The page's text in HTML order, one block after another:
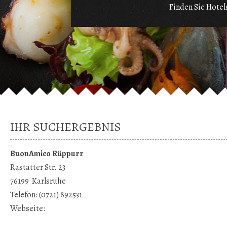
Finden Sie
IHR SUCHERGEBNIS
BuonAmico Rüppurr
Rastatter Str. 23
76199 Karlsruhe
Telefon:(0721) 892531
Webseite: